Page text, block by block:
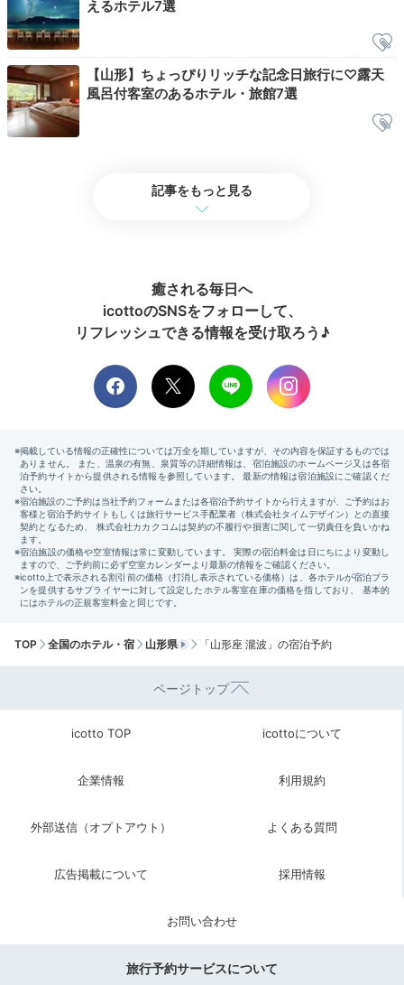
Night
23:00
浴衣に着替えて
まったりくつろぐ
浴衣はもちろん、館内着やバスローブもあり、ゆったり
とくつろげます。玄米と黒大豆を原材料にした
り。夜の静寂に耳をすませ、体を休めましょう。
2日目
07:00
客室露天風呂から
えるホテル7選
【山形】ちょっぴりリッチな記念日旅行に♡露天
風呂付客室のあるホテル・旅館7選
記事をもっと見る
癒される毎日へ
icottoのSNSをフォローして、
リフレッシュできる情報を受け取ろう♪
TOP 全国のホテル・宿 山形県 「山形座 瀧波」の宿泊予約
ページトップ
icotto TOP icottoについて
企業情報 利用規約
外部送信（オプトアウト） よくある質問
広告掲載について 採用情報
お問い合わせ
旅行予約サービスについて